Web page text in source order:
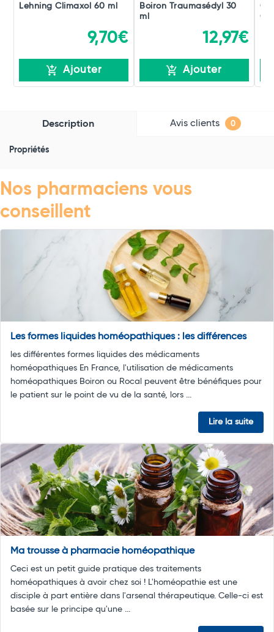
Lehning Climaxol 60 ml
9,70€
Ajouter
Boiron Traumasédyl 30
ml
12,97€
Ajouter
Description Avis clients 0
Propriétés
Nos pharmaciens vous
conseillent
Les formes liquides homéopathiques : les différences
les différentes formes liquides des médicaments
homéopathiques En France, l'utilisation de médicaments
homéopathiques Boiron ou Rocal peuvent être bénéfiques pour
le patient sur le point de vu de la santé, lors ...
Lire la suite
Ma trousse à pharmacie homéopathique
Ceci est un petit guide pratique des traitements
homéopathiques à avoir chez soi ! L'homéopathie est une
disciple à part entière dans l'arsenal thérapeutique. Celle-ci est
basée sur le principe qu'une ...